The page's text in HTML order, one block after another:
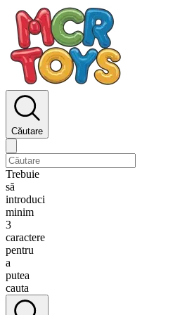
Căutare
Trebuie
să
introduci
minim
3
caractere
pentru
a
putea
cauta